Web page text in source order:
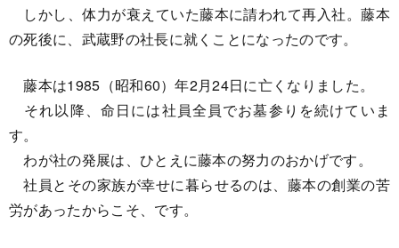
しかし、体力が衰えていた藤本に請われて再入社。藤本
の死後に、武蔵野の社長に就くことになったのです。
藤本は1985（昭和60）年2月24日に亡くなりました。
それ以降、命日には社員全員でお墓参りを続けていま
す。
わが社の発展は、ひとえに藤本の努力のおかげです。
社員とその家族が幸せに暮らせるのは、藤本の創業の苦
労があったからこそ、です。